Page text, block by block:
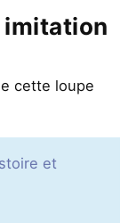
imitation
cette loupe
et